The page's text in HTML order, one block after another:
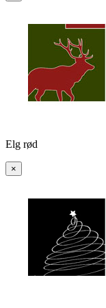
Elg rød
×